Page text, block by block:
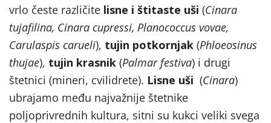
vrlo česte različite lisne i štitaste uši (Cinara
tujafilina, Cinara cupressi, Planococcus vovae,
Carulaspis carueli), tujin potkornjak (Phloeosinus
thujae), tujin krasnik (Palmar festiva) i drugi
štetnici (mineri, cvilidrete). Lisne uši (Cinara)
ubrajamo među najvažnije štetnike
poljoprivrednih kultura, sitni su kukci veliki svega